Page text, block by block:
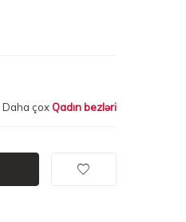
Daha çoxQadın bezləri